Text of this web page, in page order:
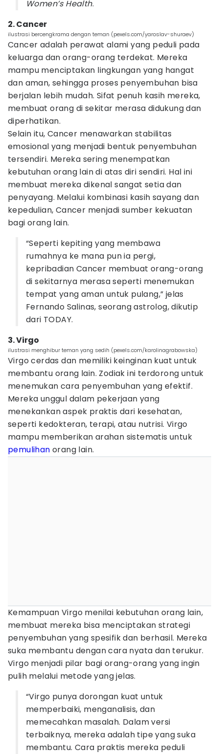
Women’s Health.
2. Cancer
ilustrasi bercengkrama dengan teman (pexels.com/yaroslav-shuraev)
Cancer adalah perawat alami yang peduli pada
keluarga dan orang-orang terdekat. Mereka
mampu menciptakan lingkungan yang hangat
dan aman, sehingga proses penyembuhan bisa
berjalan lebih mudah. Sifat penuh kasih mereka,
membuat orang di sekitar merasa didukung dan
diperhatikan.
Selain itu, Cancer menawarkan stabilitas
emosional yang menjadi bentuk penyembuhan
tersendiri. Mereka sering menempatkan
kebutuhan orang lain di atas diri sendiri. Hal ini
membuat mereka dikenal sangat setia dan
penyayang. Melalui kombinasi kasih sayang dan
kepedulian, Cancer menjadi sumber kekuatan
bagi orang lain.
“Seperti kepiting yang membawa
rumahnya ke mana pun ia pergi,
kepribadian Cancer membuat orang-orang
di sekitarnya merasa seperti menemukan
tempat yang aman untuk pulang,” jelas
Fernando Salinas, seorang astrolog, dikutip
dari TODAY.
3. Virgo
ilustrasi menghibur teman yang sedih (pexels.com/karolinagrabowska)
Virgo cerdas dan memiliki keinginan kuat untuk
membantu orang lain. Zodiak ini terdorong untuk
menemukan cara penyembuhan yang efektif.
Mereka unggul dalam pekerjaan yang
menekankan aspek praktis dari kesehatan,
seperti kedokteran, terapi, atau nutrisi. Virgo
mampu memberikan arahan sistematis untuk
pemulihan orang lain.
Kemampuan Virgo menilai kebutuhan orang lain,
membuat mereka bisa menciptakan strategi
penyembuhan yang spesifik dan berhasil. Mereka
suka membantu dengan cara nyata dan terukur.
Virgo menjadi pilar bagi orang-orang yang ingin
pulih melalui metode yang jelas.
“Virgo punya dorongan kuat untuk
memperbaiki, menganalisis, dan
memecahkan masalah. Dalam versi
terbaiknya, mereka adalah tipe yang suka
membantu. Cara praktis mereka peduli